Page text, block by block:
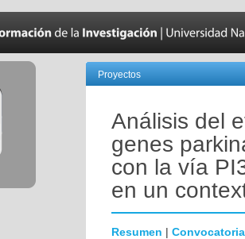
Proyectos
Análisis del
genes
con la vía
en un
Resumen | Convocatoria